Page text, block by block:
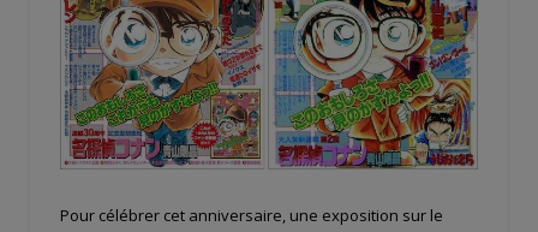
Pour célébrer cet anniversaire, une exposition sur le